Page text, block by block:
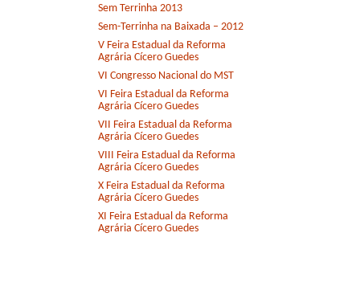
Sem Terrinha 2013
Sem-Terrinha na Baixada – 2012
V Feira Estadual da Reforma
Agrária Cícero Guedes
VI Congresso Nacional do MST
VI Feira Estadual da Reforma
Agrária Cícero Guedes
VII Feira Estadual da Reforma
Agrária Cícero Guedes
VIII Feira Estadual da Reforma
Agrária Cícero Guedes
X Feira Estadual da Reforma
Agrária Cícero Guedes
XI Feira Estadual da Reforma
Agrária Cícero Guedes